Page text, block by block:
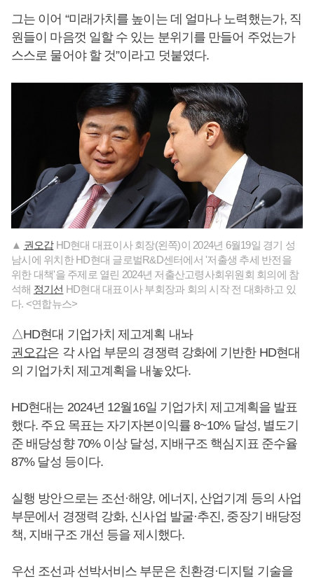
그는 이어 “미래가치를 높이는 데 얼마나 노력했는가, 직
원들이 마음껏 일할 수 있는 분위기를 만들어 주었는가
스스로 물어야 할 것”이라고 덧붙였다.
▲ 권오갑HD현대 대표이사 회장(왼쪽)이 2024년 6월19일 경기 성
남시에 위치한 HD현대 글로벌R&D센터에서 '저출생 추세 반전을
위한 대책'을 주제로 열린 2024년 저출산고령사회위원회 회의에 참
석해 정기선 HD현대 대표이사 부회장과 회의 시작 전 대화하고 있
다. <연합뉴스>
△HD현대 기업가치 제고계획 내놔
권오갑은 각 사업 부문의 경쟁력 강화에 기반한 HD현대
의 기업가치 제고계획을 내놓았다.
HD현대는 2024년 12월16일 기업가치 제고계획을 발표
했다. 주요 목표는 자기자본이익률 8~10% 달성, 별도기
준 배당성향 70% 이상 달성, 지배구조 핵심지표 준수율
87% 달성 등이다.
실행 방안으로는 조선·해양, 에너지, 산업기계 등의 사업
부문에서 경쟁력 강화, 신사업 발굴·추진, 중장기 배당정
책, 지배구조 개선 등을 제시했다.
우선 조선과 선박서비스 부문은 친환경·디지털 기술을